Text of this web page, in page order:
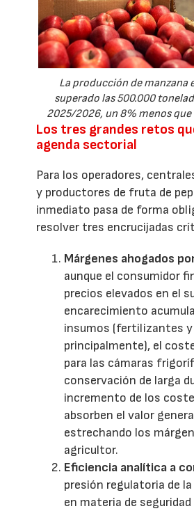
La producción de manzana
superado las 500.000
2025/2026, un 8% menos que
Los tres grandes retos
agenda sectorial
Para los operadores,
y productores de fruta de
inmediato pasa de forma
resolver tres encrucijadas
Márgenes ahogados
aunque el consumidor
precios elevados en el
encarecimiento
insumos (fertilizantes
principalmente), el
para las cámaras
conservación de larga
incremento de los
absorben el valor
estrechando los
agricultor.
Eficiencia analítica a
presión regulatoria de
en materia de